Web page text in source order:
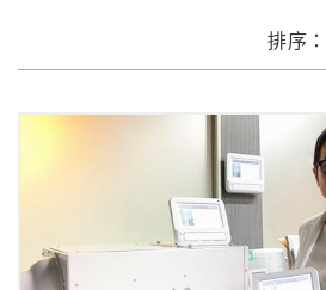
排序